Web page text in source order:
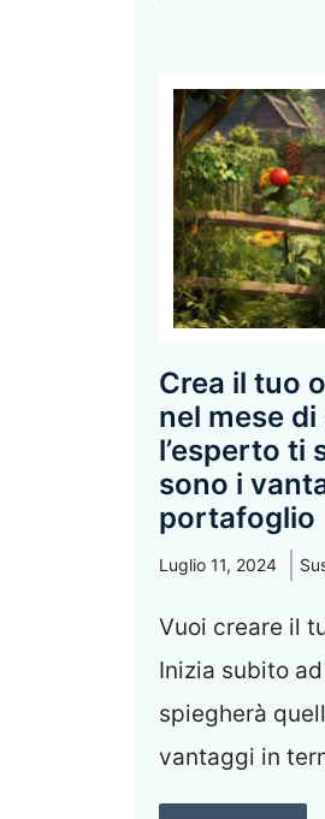
Crea il tuo
nel mese
l’esperto ti
sono i
portafoglio
Luglio 11, 2024
Vuoi creare il
Inizia subito
spiegherà
vantaggi in